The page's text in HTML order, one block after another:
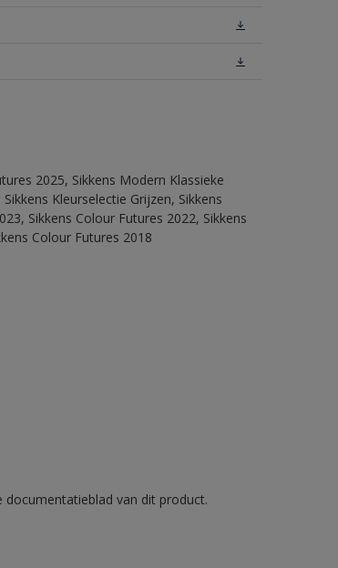
2025, Sikkens Modern Klassieke
Kleurselectie Grijzen, Sikkens
Sikkens Colour Futures 2022, Sikkens
Colour Futures 2018
van dit product.